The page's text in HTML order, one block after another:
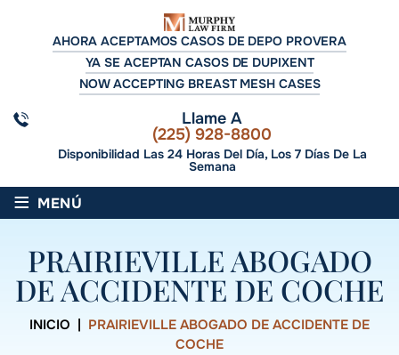
AHORA ACEPTAMOS CASOS DE DEPO PROVERA
YA SE ACEPTAN CASOS DE DUPIXENT
NOW ACCEPTING BREAST MESH CASES
Llame A
(225) 928-8800
Disponibilidad Las 24 Horas Del Día, Los 7 Días De La
Semana
≡ MENÚ
PRAIRIEVILLE ABOGADO
DE ACCIDENTE DE COCHE
INICIO
PRAIRIEVILLE ABOGADO DE ACCIDENTE DE
COCHE